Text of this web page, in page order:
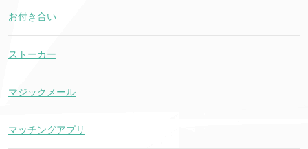
お付き合い
ストーカー
マジックメール
マッチングアプリ